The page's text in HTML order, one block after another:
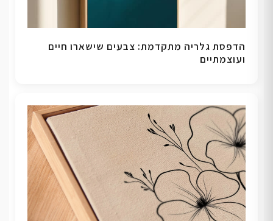
הדפסת גלריה מתקדמת: צבעים שישארו חיים
ועוצמתיים